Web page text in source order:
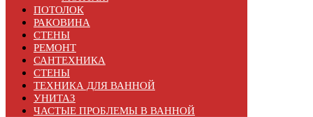
ПОТОЛОК
РАКОВИНА
СТЕНЫ
РЕМОНТ
САНТЕХНИКА
СТЕНЫ
ТЕХНИКА ДЛЯ ВАННОЙ
УНИТАЗ
ЧАСТЫЕ ПРОБЛЕМЫ В ВАННОЙ